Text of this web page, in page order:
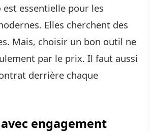
est essentielle pour les
Elles cherchent des
Mais, choisir un bon outil ne
par le prix. Il faut aussi
derrière chaque
engagement